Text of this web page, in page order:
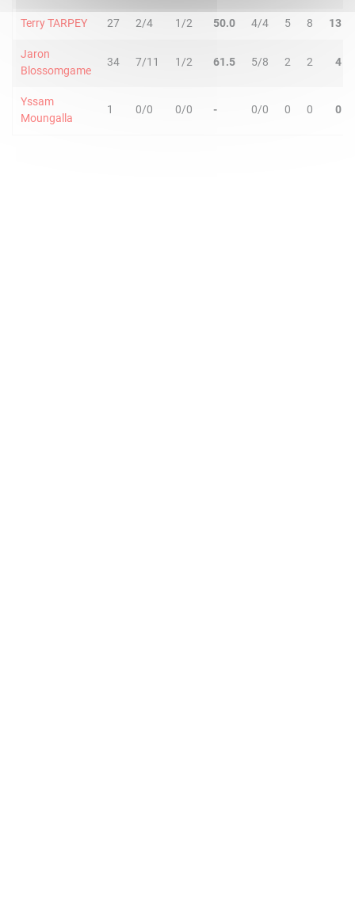
Terry TARPEY 27 2/4 1/2 50.0 4/4 5 8 13
Jaron
Blossomgame
34 7/11 1/2 61.5 5/8 2 2 4
Yssam
Moungalla
1 0/0 0/0 - 0/0 0 0 0